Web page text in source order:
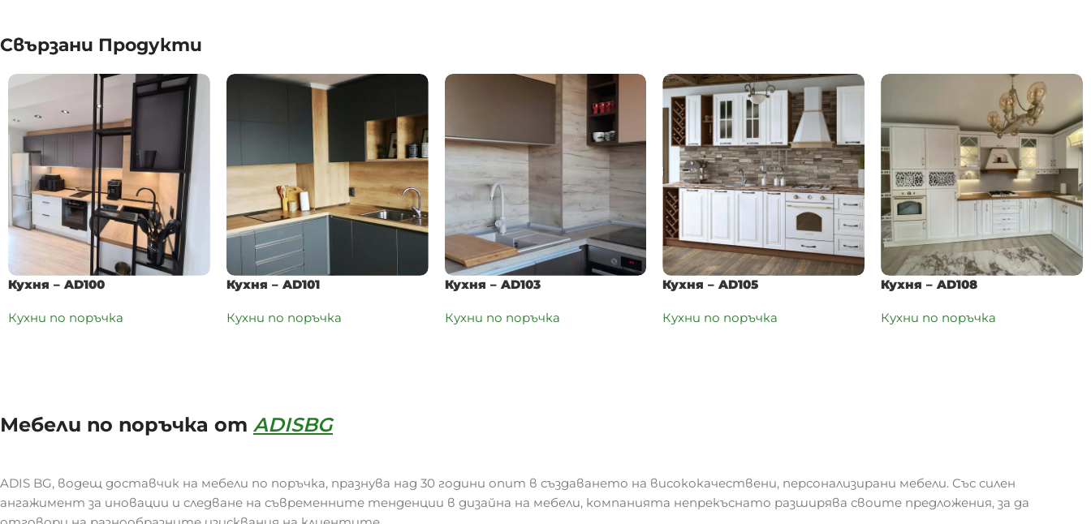
Свързани Продукти
Кухня – AD100
Кухни по поръчка
Кухня – AD101
Кухни по поръчка
Кухня – AD103
Кухни по поръчка
Кухня – AD105
Кухни по поръчка
Кухня – AD108
Кухни по поръчка
Мебели по поръчка от ADISBG
ADIS BG, водещ доставчик на мебели по поръчка, празнува над 30 години опит в създаването на висококачествени, персонализирани мебели. Със силен
ангажимент за иновации и следване на съвременните тенденции в дизайна на мебели, компанията непрекъснато разширява своите предложения, за да